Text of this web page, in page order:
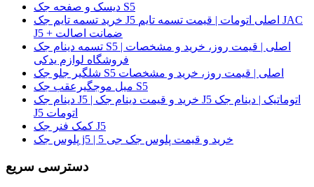
دیسک و صفحه جک S5
خرید تسمه تایم جک J5 اصلی اتومات | قیمت تسمه تایم JAC
J5 + ضمانت اصالت
تسمه دینام جک S5 اصلی | قیمت روز، خرید و مشخصات |
فروشگاه لوازم یدکی
شلگیر جلو جک S5 اصلی | قیمت روز، خرید و مشخصات
میل موجگیرعقب جک S5
دینام جک J5 | خرید و قیمت دینام جک J5 اتوماتیک | دینام جک
J5 اتومات
کمک فنر جک J5
پلوس جک j5 | خرید و قیمت پلوس جک جی 5
دسترسی سریع